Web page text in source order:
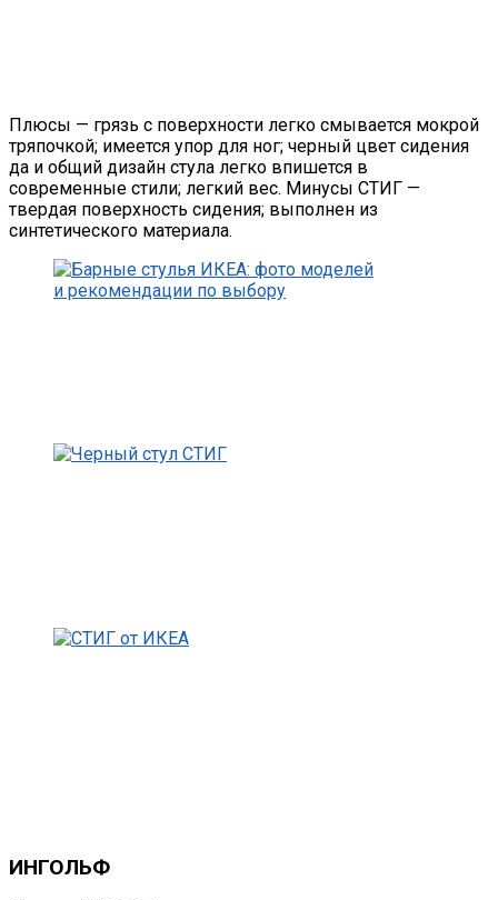
Плюсы — грязь с поверхности легко смывается мокрой
тряпочкой; имеется упор для ног; черный цвет сидения
да и общий дизайн стула легко впишется в
современные стили; легкий вес. Минусы СТИГ —
твердая поверхность сидения; выполнен из
синтетического материала.
ИНГОЛЬФ